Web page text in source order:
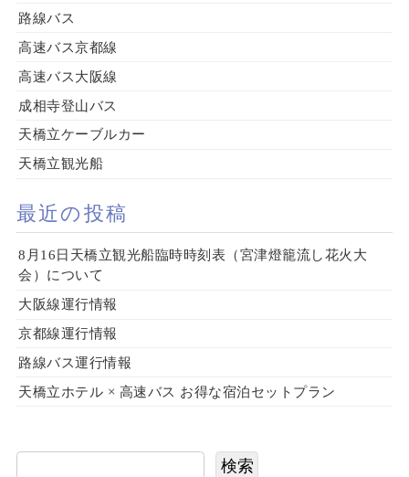
路線バス
高速バス京都線
高速バス大阪線
成相寺登山バス
天橋立ケーブルカー
天橋立観光船
最近の投稿
8月16日天橋立観光船臨時時刻表（宮津燈籠流し花火大
会）について
大阪線運行情報
京都線運行情報
路線バス運行情報
天橋立ホテル × 高速バス お得な宿泊セットプラン
検索